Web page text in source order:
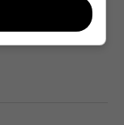
свой
есть
и
БПЛА